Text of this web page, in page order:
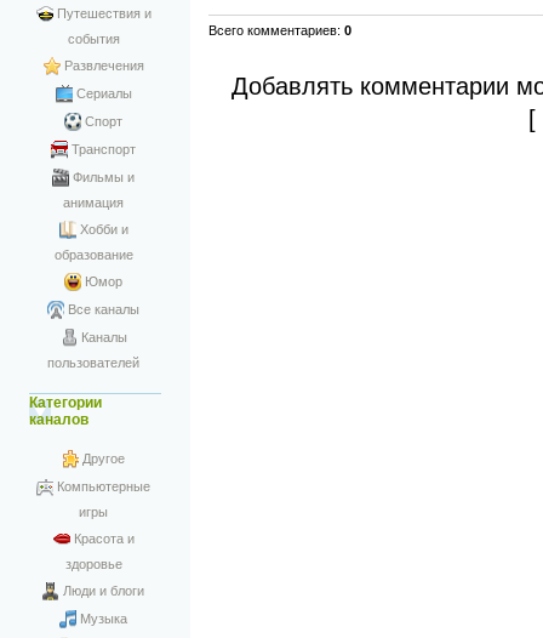
Путешествия и
события
Развлечения
Сериалы
Спорт
Транспорт
Фильмы и
анимация
Хобби и
образование
Юмор
Все каналы
Каналы
пользователей
Категории
каналов
Другое
Компьютерные
игры
Красота и
здоровье
Люди и блоги
Музыка
Всего комментариев: 0
Добавлять комментарии
[